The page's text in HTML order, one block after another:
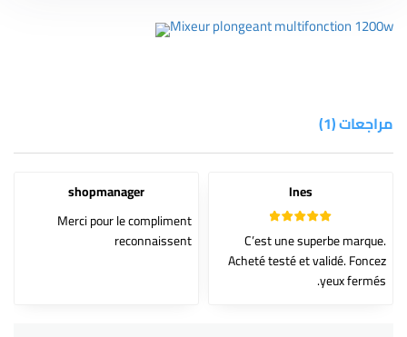
Mixeur plongeant multifonction 1200w
مراجعات (1)
Ines
من 5
C’est une superbe marque.
Acheté testé et validé. Foncez
yeux fermés.
shopmanager
Merci pour le compliment
reconnaissent